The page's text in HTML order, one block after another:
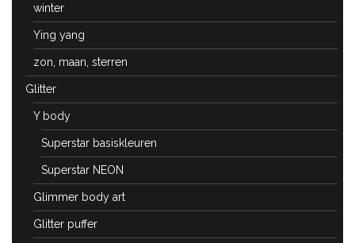
winter
Ying yang
zon, maan, sterren
Glitter
Y body
Superstar basiskleuren
Superstar NEON
Glimmer body art
Glitter puffer